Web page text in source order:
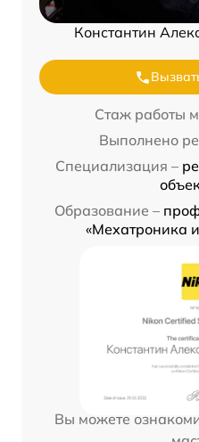
Константин
Стаж работы
Выполнено
Специализация –
Образование –
«Мехатроника
Вы можете